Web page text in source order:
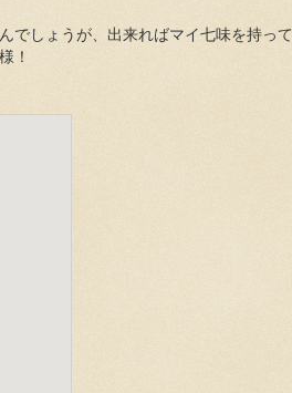
でしょうが、出来ればマイ七味を持って
！